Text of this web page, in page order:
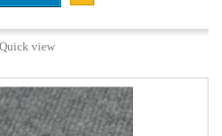
view